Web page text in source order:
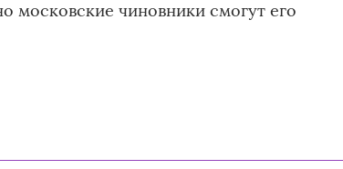
московские чиновники смогут его